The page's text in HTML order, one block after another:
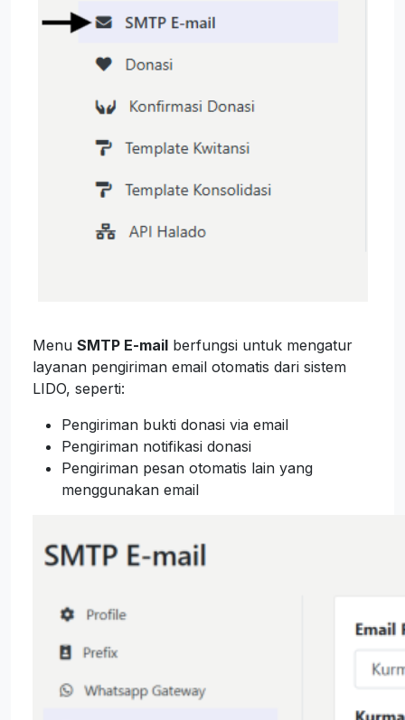
Menu SMTP E-mail berfungsi untuk mengatur
layanan pengiriman email otomatis dari sistem
LIDO, seperti:
Pengiriman bukti donasi via email
Pengiriman notifikasi donasi
Pengiriman pesan otomatis lain yang
menggunakan email